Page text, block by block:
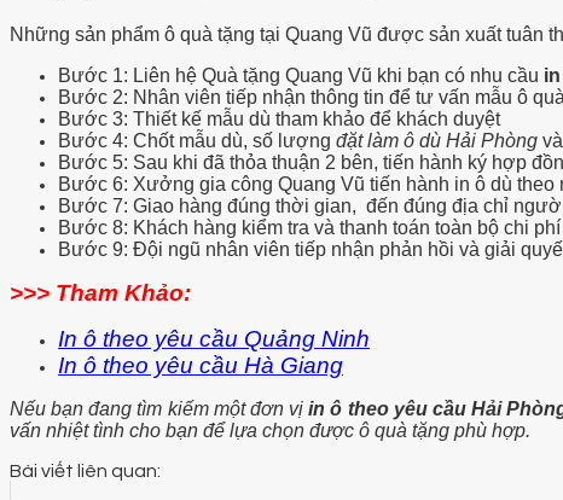
Những sản phẩm ô quà tặng tại Quang Vũ được sản xuất tuân
Bước 1: Liên hệ Quà tặng Quang Vũ khi bạn có nhu cầu
Bước 2: Nhân viên tiếp nhận thông tin để tư vấn mẫu ô
Bước 3: Thiết kế mẫu dù tham khảo để khách duyệt
Bước 4: Chốt mẫu dù, số lượng đặt làm ô dù Hải Phòng
Bước 5: Sau khi đã thỏa thuận 2 bên, tiến hành ký hợp
Bước 6: Xưởng gia công Quang Vũ tiến hành in ô dù theo
Bước 7: Giao hàng đúng thời gian, đến đúng địa chỉ
Bước 8: Khách hàng kiểm tra và thanh toán toàn bộ chi
Bước 9: Đội ngũ nhân viên tiếp nhận phản hồi và giải
>>> Tham Khảo:
In ô theo yêu cầu Quảng Ninh
In ô theo yêu cầu Hà Giang
Nếu bạn đang tìm kiếm một đơn vị in ô theo yêu cầu Hải
vấn nhiệt tình cho bạn để lựa chọn được ô quà tặng phù hợp.
Bài viết liên quan: